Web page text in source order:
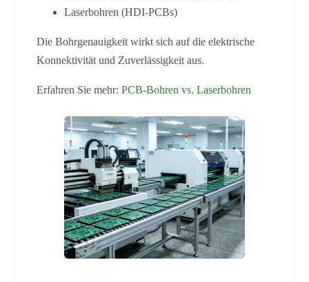
Laserbohren (HDI-PCBs)
Die Bohrgenauigkeit wirkt sich auf die elektrische
Konnektivität und Zuverlässigkeit aus.
Erfahren Sie mehr: PCB-Bohren vs. Laserbohren